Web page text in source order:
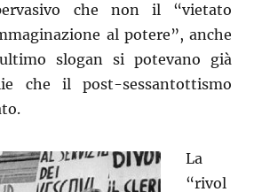
che non il “vietato
al potere”, anche
slogan si potevano già
che il post-sessantottismo
La
“rivol